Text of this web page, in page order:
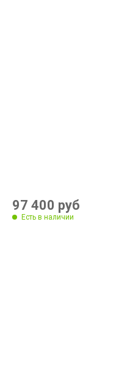
97 400 руб
Есть в наличии